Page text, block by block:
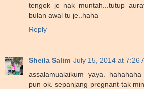
tengok je nak muntah...tutup
bulan awal tu je..haha
Reply
Sheila Salim July 15, 2014 at 7:26
assalamualaikum yaya.
pun ok. sepanjang pregnant tak